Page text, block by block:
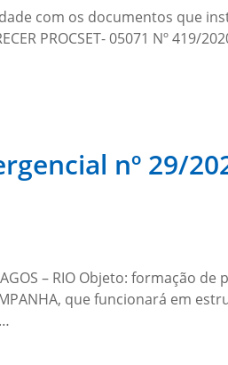
com os documentos que
PROCSET- 05071 Nº 419/
nº 29/
– RIO Objeto: formação
que funcionará em